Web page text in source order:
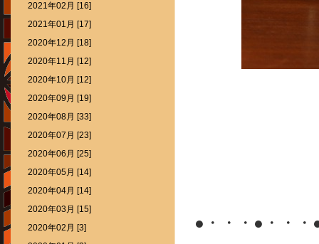
●・・・●・・
2021年02月 [16]
2021年01月 [17]
2020年12月 [18]
2020年11月 [12]
2020年10月 [12]
2020年09月 [19]
2020年08月 [33]
2020年07月 [23]
2020年06月 [25]
2020年05月 [14]
2020年04月 [14]
2020年03月 [15]
2020年02月 [3]